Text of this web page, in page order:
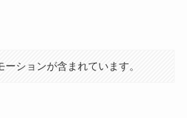
ションが含まれています。